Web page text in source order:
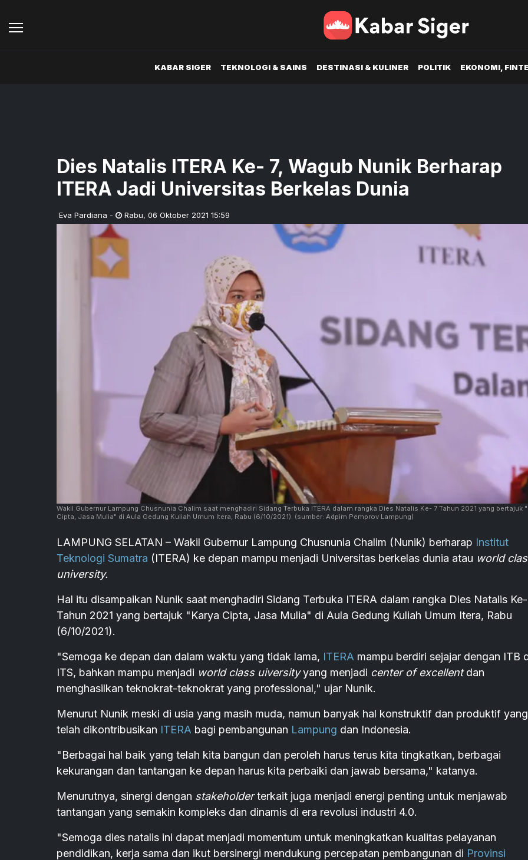
KABAR SIGER TEKNOLOGI & SAINS DESTINASI & KULINER POLITIK EKONOMI,
Dies Natalis ITERA Ke- 7, Wagub Nunik Berharap
ITERA Jadi Universitas Berkelas Dunia
Eva Pardiana - Rabu, 06 Oktober 2021 15:59
Wakil Gubernur Lampung Chusnunia Chalim saat menghadiri Sidang Terbuka ITERA dalam rangka Dies Natalis Ke- 7 Tahun 2021 yang bertajuk
Cipta, Jasa Mulia" di Aula Gedung Kuliah Umum Itera, Rabu (6/10/2021). (sumber: Adpim Pemprov Lampung)
LAMPUNG SELATAN – Wakil Gubernur Lampung Chusnunia Chalim (Nunik) berharap Institut
Teknologi Sumatra (ITERA) ke depan mampu menjadi Universitas berkelas dunia atau world
university.
Hal itu disampaikan Nunik saat menghadiri Sidang Terbuka ITERA dalam rangka Dies Natalis
Tahun 2021 yang bertajuk "Karya Cipta, Jasa Mulia" di Aula Gedung Kuliah Umum Itera, Rabu
(6/10/2021).
"Semoga ke depan dan dalam waktu yang tidak lama, ITERA mampu berdiri sejajar dengan ITB
ITS, bahkan mampu menjadi world class uiversityyang menjadi center of excellentdan
menghasilkan teknokrat-teknokrat yang professional," ujar Nunik.
Menurut Nunik meski di usia yang masih muda, namun banyak hal konstruktif dan produktif yang
telah dikontribusikan ITERA bagi pembangunan Lampung dan Indonesia.
"Berbagai hal baik yang telah kita bangun dan peroleh harus terus kita tingkatkan, berbagai
kekurangan dan tantangan ke depan harus kita perbaiki dan jawab bersama," katanya.
Menurutnya, sinergi dengan stakeholderterkait juga menjadi energi penting untuk menjawab
tantangan yang semakin kompleks dan dinamis di era revolusi industri 4.0.
"Semoga dies natalis ini dapat menjadi momentum untuk meningkatkan kualitas pelayanan
pendidikan, kerja sama dan ikut bersinergi mendukung percepatan pembangunan di Provinsi